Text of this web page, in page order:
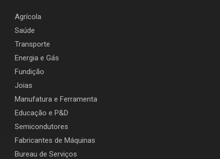
Agrícola
Saúde
Transporte
Energia e Gás
Fundição
Joias
Manufatura e Ferramenta
Educação e P&D
Semicondutores
Fabricantes de Máquinas
Bureau de Serviços